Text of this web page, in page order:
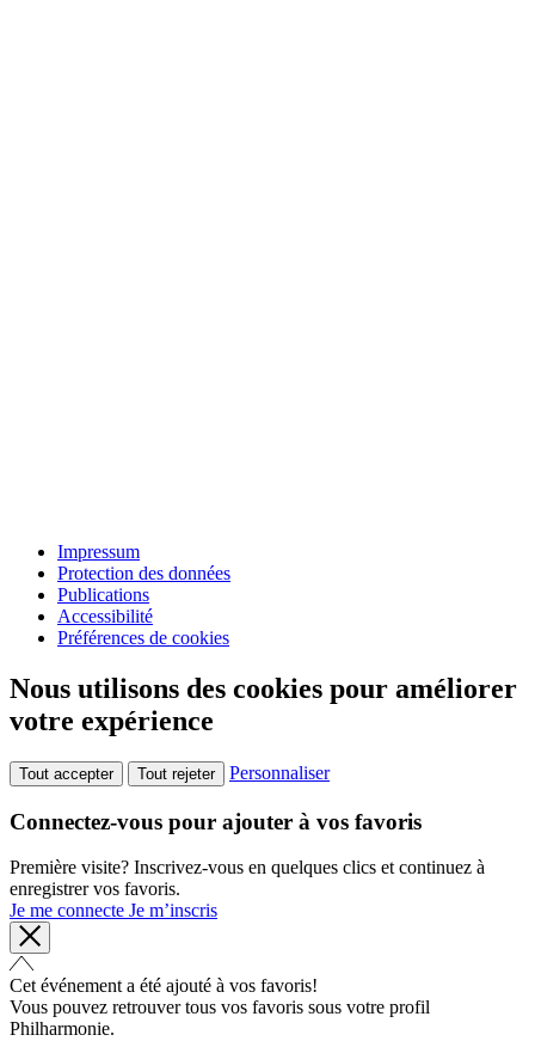
Impressum
Protection des données
Publications
Accessibilité
Préférences de cookies
Nous utilisons des cookies pour améliorer
votre expérience
Tout accepter Tout rejeter Personnaliser
Connectez-vous pour ajouter à vos favoris
Première visite? Inscrivez-vous en quelques clics et continuez à
enregistrer vos favoris.
Je me connecte Je m’inscris
Cet événement a été ajouté à vos favoris!
Vous pouvez retrouver tous vos favoris sous votre profil
Philharmonie.